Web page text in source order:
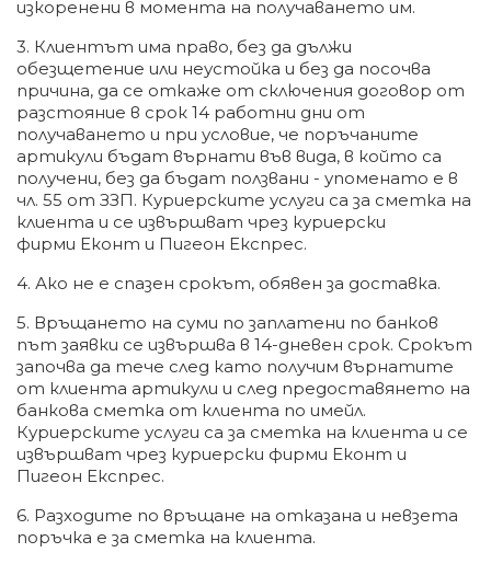
изкоренени в момента на получаването им.
3. Клиентът има право, без да дължи
обезщетение или неустойка и без да посочва
причина, да се откаже от сключения договор от
разстояние в срок 14 работни дни от
получаването и при условие, че поръчаните
артикули бъдат върнати във вида, в който са
получени, без да бъдат ползвани - упоменато е в
чл. 55 от ЗЗП. Куриерските услуги са за сметка на
клиента и се извършват чрез куриерски
фирми Еконт и Пигеон Експрес.
4. Ако не е спазен срокът, обявен за доставка.
5. Връщането на суми по заплатени по банков
път заявки се извършва в 14-дневен срок. Срокът
започва да тече след като получим върнатите
от клиента артикули и след предоставянето на
банкова сметка от клиента по имейл.
Куриерските услуги са за сметка на клиента и се
извършват чрез куриерски фирми Еконт и
Пигеон Експрес.
6. Разходите по връщане на отказана и невзета
поръчка е за сметка на клиента.